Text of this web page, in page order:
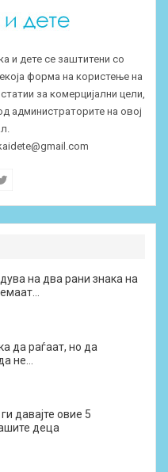
и дете се заштитени со
форма на користење на
за комерцијални цели,
администраторите на овој
на два рани знака на
да раѓаат, но да
не…
давајте овие 5
деца